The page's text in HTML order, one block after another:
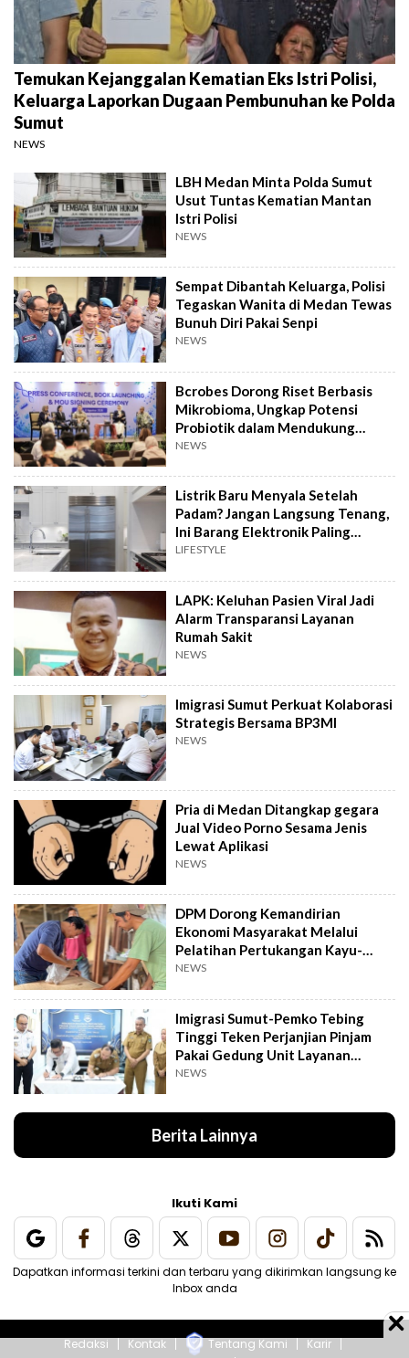
Temukan Kejanggalan Kematian Eks Istri Polisi,
Keluarga Laporkan Dugaan Pembunuhan ke Polda
Sumut
NEWS
LBH Medan Minta Polda Sumut
Usut Tuntas Kematian Mantan
Istri Polisi
NEWS
Sempat Dibantah Keluarga, Polisi
Tegaskan Wanita di Medan Tewas
Bunuh Diri Pakai Senpi
NEWS
Bcrobes Dorong Riset Berbasis
Mikrobioma, Ungkap Potensi
Probiotik dalam Mendukung
Terapi Jerawat
NEWS
Listrik Baru Menyala Setelah
Padam? Jangan Langsung Tenang,
Ini Barang Elektronik Paling
Rawan Rusak
LIFESTYLE
LAPK: Keluhan Pasien Viral Jadi
Alarm Transparansi Layanan
Rumah Sakit
NEWS
Imigrasi Sumut Perkuat Kolaborasi
Strategis Bersama BP3MI
NEWS
Pria di Medan Ditangkap gegara
Jual Video Porno Sesama Jenis
Lewat Aplikasi
NEWS
DPM Dorong Kemandirian
Ekonomi Masyarakat Melalui
Pelatihan Pertukangan Kayu-
Pelatihan UMKM
NEWS
Imigrasi Sumut-Pemko Tebing
Tinggi Teken Perjanjian Pinjam
Pakai Gedung Unit Layanan
Paspor
NEWS
Berita Lainnya
Ikuti Kami
Dapatkan informasi terkini dan terbaru yang dikirimkan langsung ke
Inbox anda
Redaksi Kontak Tentang Kami
Karir